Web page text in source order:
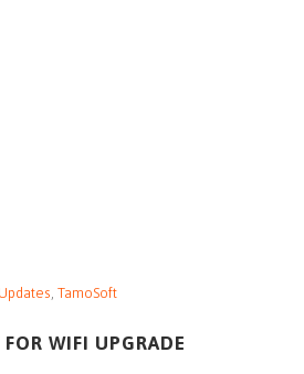
, TamoSoft
WIFI UPGRADE